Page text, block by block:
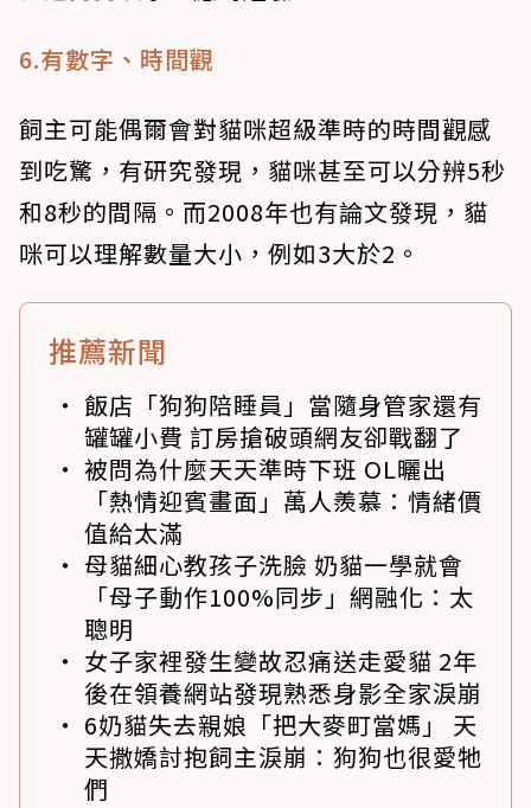
6.有數字、時間觀
飼主可能偶爾會對貓咪超級準時的時間觀感
到吃驚，有研究發現，貓咪甚至可以分辨5秒
和8秒的間隔。而2008年也有論文發現，貓
咪可以理解數量大小，例如3大於2。
推薦新聞
飯店「狗狗陪睡員」當隨身管家還有
罐罐小費 訂房搶破頭網友卻戰翻了
被問為什麼天天準時下班 OL曬出
「熱情迎賓畫面」萬人羨慕：情緒價
值給太滿
母貓細心教孩子洗臉 奶貓一學就會
「母子動作100%同步」網融化：太
聰明
女子家裡發生變故忍痛送走愛貓 2年
後在領養網站發現熟悉身影全家淚崩
6奶貓失去親娘「把大麥町當媽」 天
天撒嬌討抱飼主淚崩：狗狗也很愛牠
們